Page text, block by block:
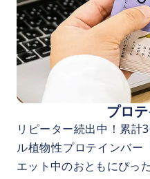
プロ
リピーター続出中！累計
ル植物性プロテインバー
エット中のおともにぴった